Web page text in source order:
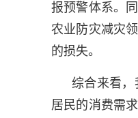
报预警体系。
农业防灾减灾
的损失。
综合来看，
居民的消费需